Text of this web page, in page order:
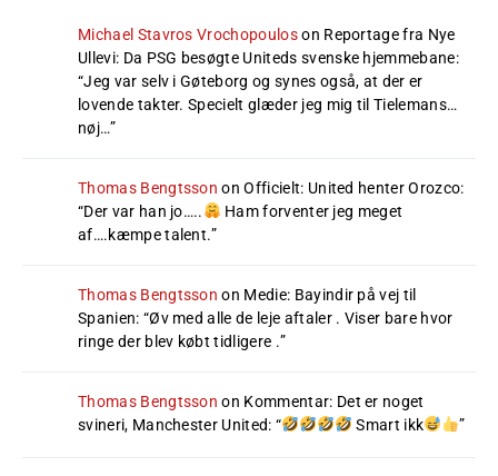
Michael Stavros Vrochopouloson Reportage fra Nye
Ullevi: Da PSG besøgte Uniteds svenske hjemmebane:
“Jeg var selv i Gøteborg og synes også, at der er
lovende takter. Specielt glæder jeg mig til Tielemans…
nøj…”
Thomas Bengtsson onOfficielt: United henter Orozco:
“Der var han jo…..
Ham forventer jeg meget
af….kæmpe talent.”
Thomas Bengtsson on Medie: Bayindir på vej til
Spanien: “Øv med alle de leje aftaler . Viser bare hvor
ringe der blev købt tidligere .”
Thomas Bengtsson on Kommentar: Det er noget
svineri, Manchester United: “ Smart ikk ”